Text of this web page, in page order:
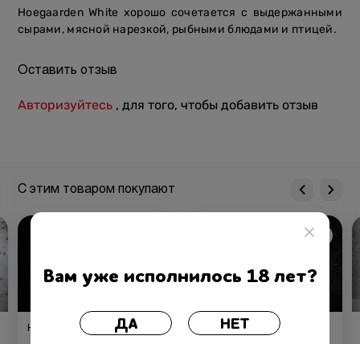
Hoegaarden White хорошо сочетается с выдержанными
сырами, мясной нарезкой, рыбными блюдами и птицей.
Оставить отзыв
Авторизуйтесь , для того, чтобы добавить отзыв
С этим товаром покупают
Набор «Стейк Чак Ай Рол»
Паштет из куриной печени с
Вам уже исполнилось 18 лет?
ДА НЕТ